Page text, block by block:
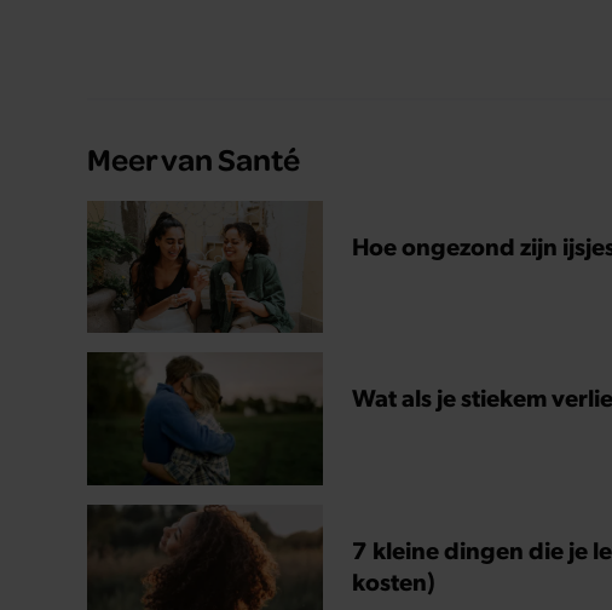
Meer van Santé
Hoe ongezond zijn
Wat als je stiekem
7 kleine dingen die je
kosten)